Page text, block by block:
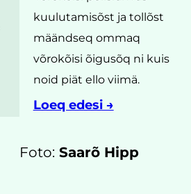
kuulutamisõst ja tollõst
määndseq ommaq
võrokõisi õigusõq ni kuis
noid piät ello viimä.
Loeq edesi →
Foto: Saarõ Hipp